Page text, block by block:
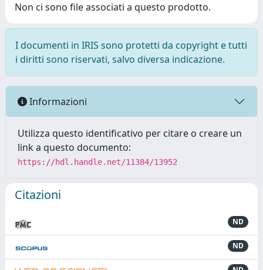
Non ci sono file associati a questo prodotto.
I documenti in IRIS sono protetti da copyright e tutti
i diritti sono riservati, salvo diversa indicazione.
Informazioni
Utilizza questo identificativo per citare o creare un
link a questo documento:
https://hdl.handle.net/11384/13952
Citazioni
ND
ND